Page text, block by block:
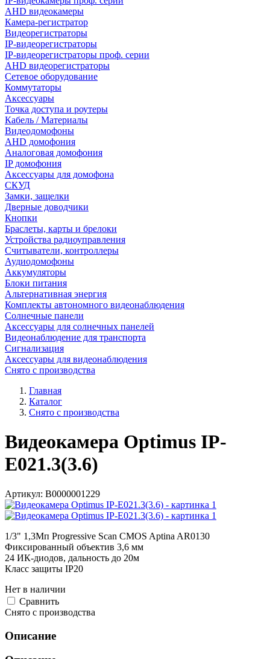
AHD видеокамеры
Камера-регистратор
Видеорегистраторы
IP-видеорегистраторы
IP-видеорегистраторы проф. серии
AHD видеорегистраторы
Сетевое оборудование
Коммутаторы
Аксессуары
Точка доступа и роутеры
Кабель / Материалы
Видеодомофоны
AHD домофония
Аналоговая домофония
IP домофония
Аксессуары для домофона
СКУД
Замки, защелки
Дверные доводчики
Кнопки
Браслеты, карты и брелоки
Устройства радиоуправления
Считыватели, контроллеры
Аудиодомофоны
Аккумуляторы
Блоки питания
Альтернативная энергия
Комплекты автономного видеонаблюдения
Солнечные панели
Аксессуары для солнечных панелей
Видеонаблюдение для транспорта
Сигнализация
Аксессуары для видеонаблюдения
Снято с производства
Главная
Каталог
Снято с производства
Видеокамера Optimus IP-
E021.3(3.6)
Артикул: В0000001229
1/3" 1,3Мп Progressive Scan CMOS Aptina AR0130
Фиксированный объектив 3,6 мм
24 ИК-диодов, дальность до 20м
Класс защиты IР20
Нет в наличии
Cравнить
Снято с производства
Описание